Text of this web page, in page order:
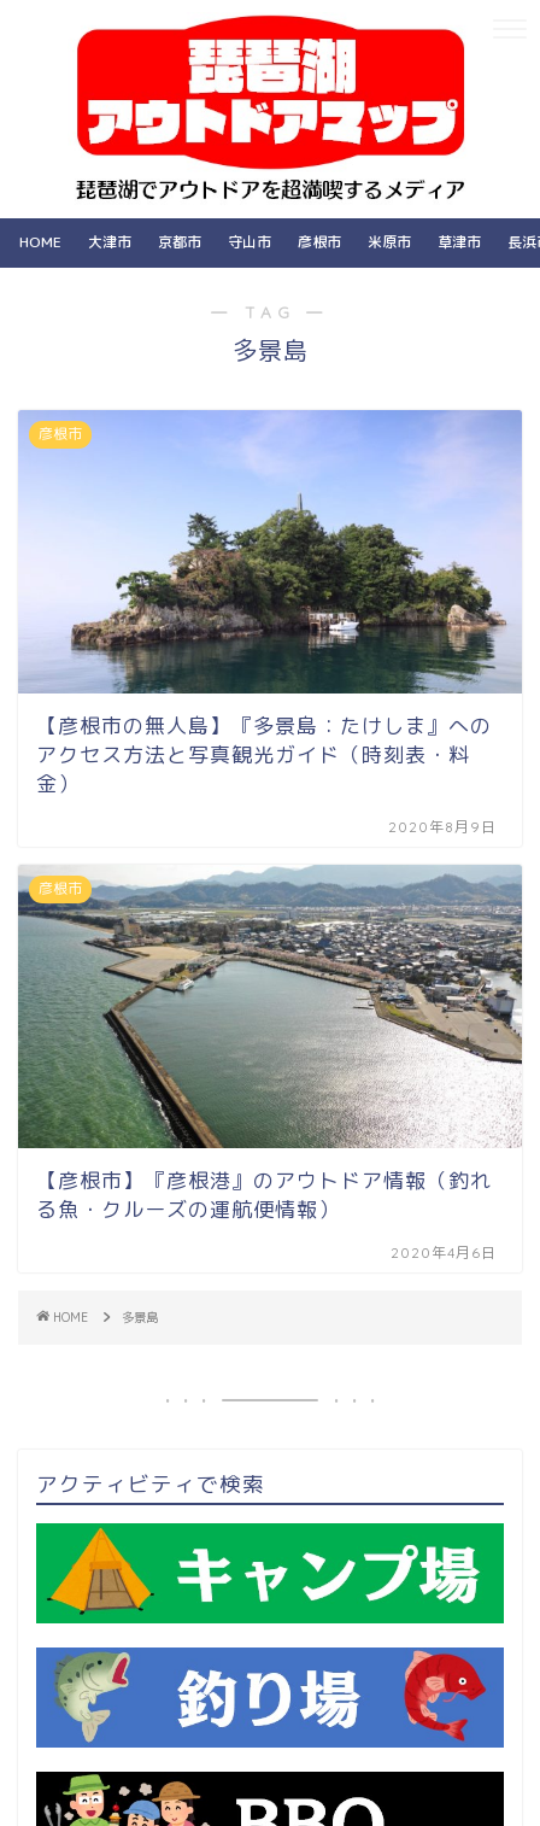
HOME 大津市 京都市 守山市 彦根市 米原市 草津市 長
― TAG ―
多景島
彦根市
【彦根市の無人島】『多景島：たけしま』への
アクセス方法と写真観光ガイド（時刻表・料
金）
2020年8月9日
彦根市
【彦根市】『彦根港』のアウトドア情報（釣れ
る魚・クルーズの運航便情報）
2020年4月6日
HOME 多景島
アクティビティで検索